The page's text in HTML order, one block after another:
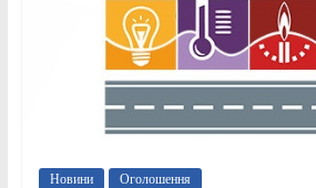
Новини Оголошення